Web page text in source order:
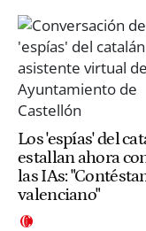
Los 'espías' del
estallan ahora
las IAs:
valenciano"